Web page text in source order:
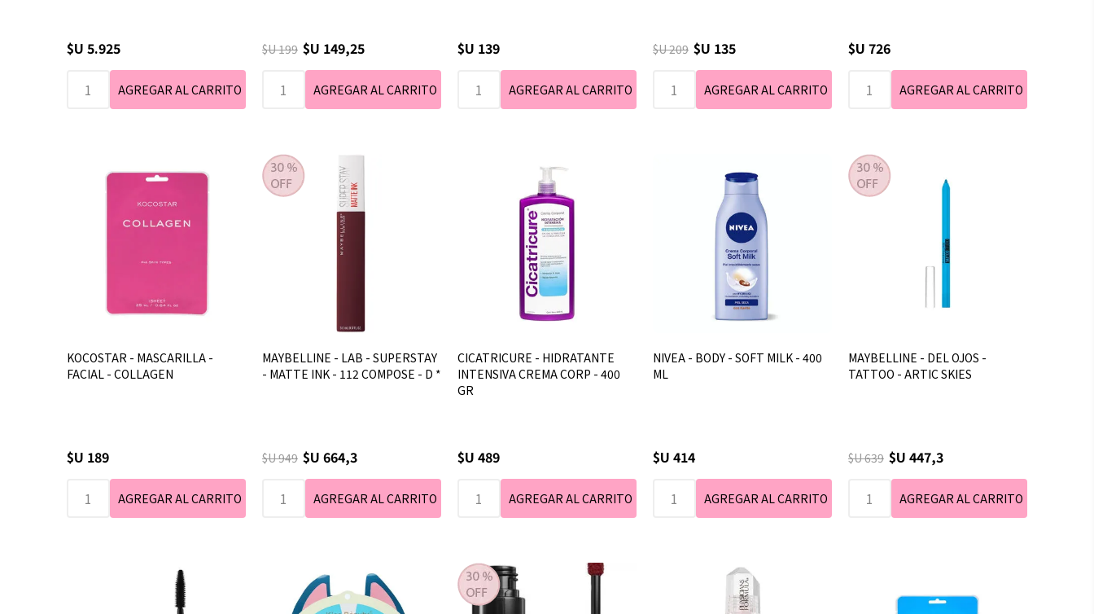
$U 5.925 $U 199 $U 149,25 $U 139 $U 209 $U 135 $U 726
KOCOSTAR - MASCARILLA -
FACIAL - COLLAGEN
$U 189
MAYBELLINE - LAB - SUPERSTAY
- MATTE INK - 112 COMPOSE - D *
$U 949 $U 664,3
CICATRICURE - HIDRATANTE
INTENSIVA CREMA CORP - 400
GR
$U 489
NIVEA - BODY - SOFT MILK - 400
ML
$U 414
MAYBELLINE - DEL OJOS -
TATTOO - ARTIC SKIES
$U 639 $U 447,3